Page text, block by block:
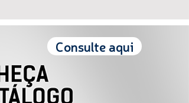
Consulte aqui